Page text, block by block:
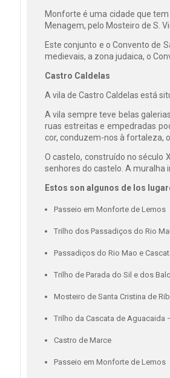
Monforte é uma cidade que
Menagem, pelo Mosteiro de S.
Este conjunto e o Convento de
medievais, a zona judaica, o
Castro Caldelas
A vila de Castro Caldelas está
A vila sempre teve belas
ruas estreitas e empedradas
cor, conduzem-nos à fortaleza,
O castelo, construído no século
senhores do castelo. A muralha
Estos son algunos de los
Passeio em Monforte de Lemos
Trilho dos Passadiços do Rio
Passadiços do Rio Mao e
Trilho de Parada do Sil e dos
Mosteiro de Santa Cristina de
Trilho da Cascata de Aguacaida
Castro de Marce
Passeio em Monforte de Lemos